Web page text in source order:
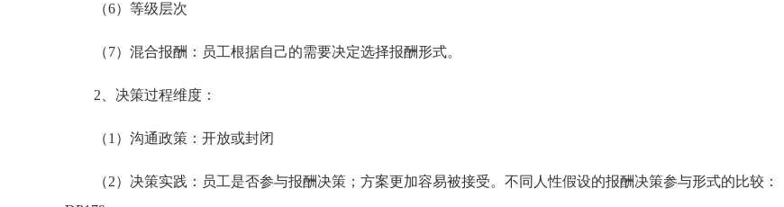
（6）等级层次
（7）混合报酬：员工根据自己的需要决定选择报酬形式。
2、决策过程维度：
（1）沟通政策：开放或封闭
（2）决策实践：员工是否参与报酬决策；方案更加容易被接受。不同人性假设的报酬决策参与形式的比较：